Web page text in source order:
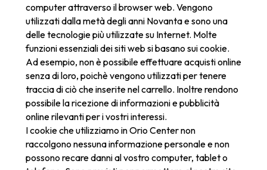
computer attraverso il browser web. Vengono
utilizzati dalla metà degli anni Novanta e sono una
delle tecnologie più utilizzate su Internet. Molte
funzioni essenziali dei siti web si basano sui cookie.
Ad esempio, non è possibile effettuare acquisti online
senza di loro, poichè vengono utilizzati per tenere
traccia di ciò che inserite nel carrello. Inoltre rendono
possibile la ricezione di informazioni e pubblicità
online rilevanti per i vostri interessi.
I cookie che utilizziamo in Orio Center non
raccolgono nessuna informazione personale e non
possono recare danni al vostro computer, tablet o